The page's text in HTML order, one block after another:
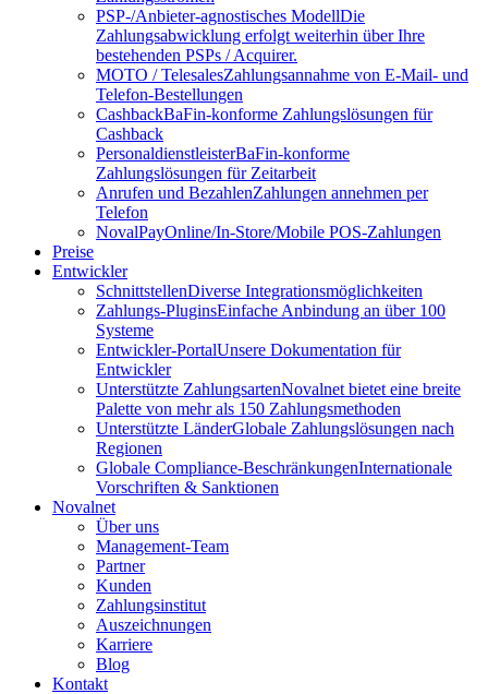
PSP-/Anbieter‑agnostisches ModellDie
Zahlungsabwicklung erfolgt weiterhin über Ihre
bestehenden PSPs / Acquirer.
MOTO / TelesalesZahlungsannahme von E-Mail- und
Telefon-Bestellungen
CashbackBaFin-konforme Zahlungslösungen für
Cashback
PersonaldienstleisterBaFin-konforme
Zahlungslösungen für Zeitarbeit
Anrufen und BezahlenZahlungen annehmen per
Telefon
NovalPayOnline/In-Store/Mobile POS-Zahlungen
Preise
Entwickler
SchnittstellenDiverse Integrationsmöglichkeiten
Zahlungs-PluginsEinfache Anbindung an über 100
Systeme
Entwickler-PortalUnsere Dokumentation für
Entwickler
Unterstützte ZahlungsartenNovalnet bietet eine breite
Palette von mehr als 150 Zahlungsmethoden
Unterstützte LänderGlobale Zahlungslösungen nach
Regionen
Globale Compliance-BeschränkungenInternationale
Vorschriften & Sanktionen
Novalnet
Über uns
Management-Team
Partner
Kunden
Zahlungsinstitut
Auszeichnungen
Karriere
Blog
Kontakt